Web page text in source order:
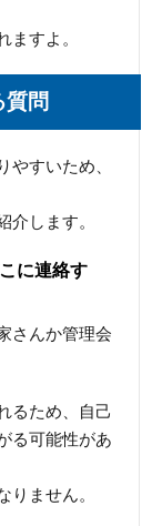
ますよ。
質問
やすいため、
介します。
に連絡す
さんか管理会
るため、自己
る可能性があ
りません。